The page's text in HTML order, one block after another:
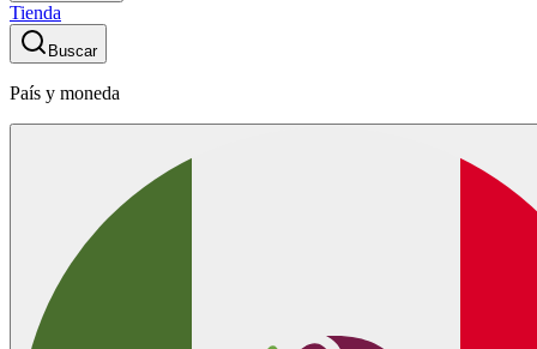
Tienda
Buscar
País y moneda